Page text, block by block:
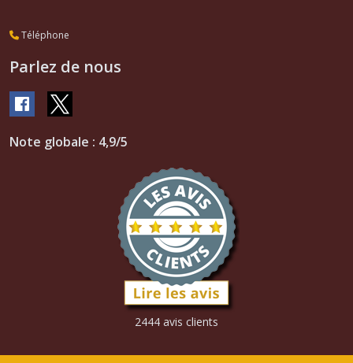
Téléphone
Parlez de nous
Note globale : 4,9/5
2444 avis clients